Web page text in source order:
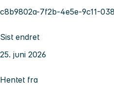
c8b9802a-7f2b-4e5e-9c11-
Sist endret
25. juni 2026
Hentet fra